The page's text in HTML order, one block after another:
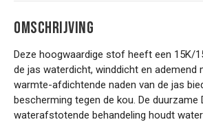
OMSCHRIJVING
Deze hoogwaardige stof heeft een 15K/
de jas waterdicht, winddicht en ademend
warmte-afdichtende naden van de jas
bescherming tegen de kou. De duurzame
waterafstotende behandeling houdt